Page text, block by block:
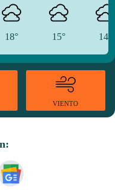
18° 15° 14°
VIENTO